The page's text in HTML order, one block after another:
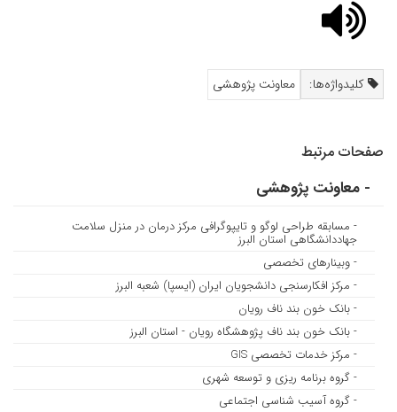
کلیدواژه‌ها: معاونت پژوهشی
صفحات مرتبط
- معاونت پژوهشی
- مسابقه طراحی لوگو و تایپوگرافی مرکز درمان در منزل سلامت
جهاددانشگاهی استان البرز
- وبینارهای تخصصی
- مرکز افکارسنجی دانشجویان ایران (ایسپا) شعبه البرز
- بانک خون بند ناف رویان
- بانک خون بند ناف پژوهشگاه رویان - استان البرز
- مرکز خدمات تخصصی GIS
- گروه برنامه ریزی و توسعه شهری
- گروه آسیب شناسی اجتماعی